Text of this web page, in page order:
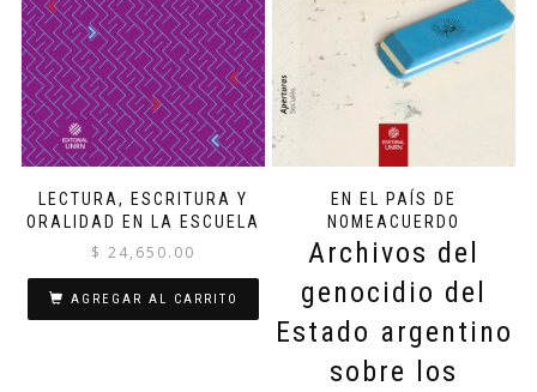
LECTURA, ESCRITURA Y
ORALIDAD EN LA ESCUELA
$ 24,650.00
AGREGAR AL CARRITO
EN EL PAÍS DE
NOMEACUERDO
Archivos del
genocidio del
Estado argentino
sobre los